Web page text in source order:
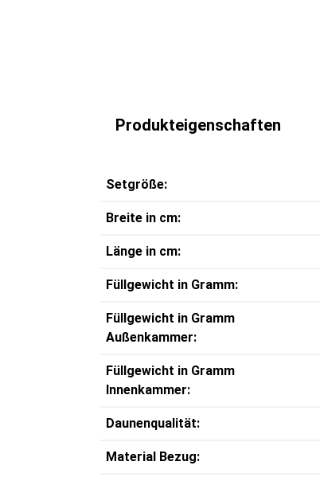
Produkteigenschaften
Setgröße:
Breite in cm:
Länge in cm:
Füllgewicht in Gramm:
Füllgewicht in Gramm
Außenkammer:
Füllgewicht in Gramm
Innenkammer:
Daunenqualität:
Material Bezug: